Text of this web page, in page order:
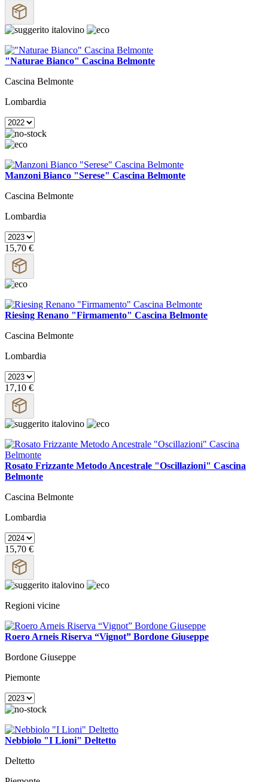
"Naturae Bianco" Cascina Belmonte
Cascina Belmonte
Lombardia
Manzoni Bianco "Serese" Cascina Belmonte
Cascina Belmonte
Lombardia
15,70 €
Riesing Renano "Firmamento" Cascina Belmonte
Cascina Belmonte
Lombardia
17,10 €
Rosato Frizzante Metodo Ancestrale "Oscillazioni" Cascina
Belmonte
Cascina Belmonte
Lombardia
15,70 €
Regioni vicine
Roero Arneis Riserva “Vignot” Bordone Giuseppe
Bordone Giuseppe
Piemonte
Nebbiolo "I Lioni" Deltetto
Deltetto